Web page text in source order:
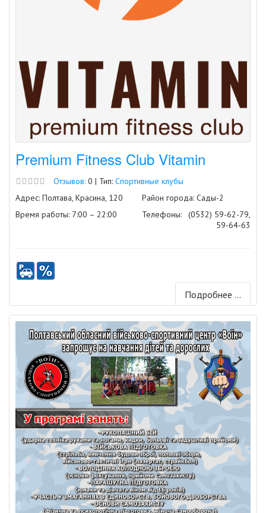
Premium Fitness Club Vitamin
Отзывов: 0 | Тип: Спортивные клубы
Адрес: Полтава, Красина, 120
Время работы: 7:00 – 22:00
Район города: Сады-2
Телефоны:
(0532) 59-62-79,
59-64-63
Подробнее ...